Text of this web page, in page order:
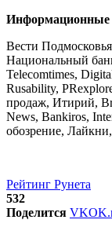
Информационные
Вести
Национальный
Telecomtimes,
Rusability,
продаж, Итирий,
News, Bankiros,
обозрение,
Рейтинг Рунета
532
Поделится VK